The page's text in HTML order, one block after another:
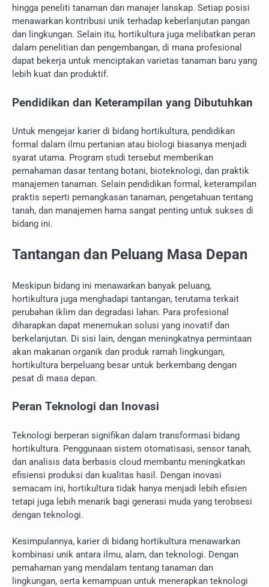
hingga peneliti tanaman dan manajer lanskap. Setiap posisi
menawarkan kontribusi unik terhadap keberlanjutan pangan
dan lingkungan. Selain itu, hortikultura juga melibatkan peran
dalam penelitian dan pengembangan, di mana profesional
dapat bekerja untuk menciptakan varietas tanaman baru yang
lebih kuat dan produktif.
Pendidikan dan Keterampilan yang Dibutuhkan
Untuk mengejar karier di bidang hortikultura, pendidikan
formal dalam ilmu pertanian atau biologi biasanya menjadi
syarat utama. Program studi tersebut memberikan
pemahaman dasar tentang botani, bioteknologi, dan praktik
manajemen tanaman. Selain pendidikan formal, keterampilan
praktis seperti pemangkasan tanaman, pengetahuan tentang
tanah, dan manajemen hama sangat penting untuk sukses di
bidang ini.
Tantangan dan Peluang Masa Depan
Meskipun bidang ini menawarkan banyak peluang,
hortikultura juga menghadapi tantangan, terutama terkait
perubahan iklim dan degradasi lahan. Para profesional
diharapkan dapat menemukan solusi yang inovatif dan
berkelanjutan. Di sisi lain, dengan meningkatnya permintaan
akan makanan organik dan produk ramah lingkungan,
hortikultura berpeluang besar untuk berkembang dengan
pesat di masa depan.
Peran Teknologi dan Inovasi
Teknologi berperan signifikan dalam transformasi bidang
hortikultura. Penggunaan sistem otomatisasi, sensor tanah,
dan analisis data berbasis cloud membantu meningkatkan
efisiensi produksi dan kualitas hasil. Dengan inovasi
semacam ini, hortikultura tidak hanya menjadi lebih efisien
tetapi juga lebih menarik bagi generasi muda yang terobsesi
dengan teknologi.
Kesimpulannya, karier di bidang hortikultura menawarkan
kombinasi unik antara ilmu, alam, dan teknologi. Dengan
pemahaman yang mendalam tentang tanaman dan
lingkungan, serta kemampuan untuk menerapkan teknologi